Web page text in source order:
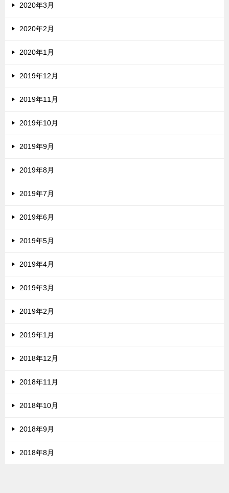
2020年3月
2020年2月
2020年1月
2019年12月
2019年11月
2019年10月
2019年9月
2019年8月
2019年7月
2019年6月
2019年5月
2019年4月
2019年3月
2019年2月
2019年1月
2018年12月
2018年11月
2018年10月
2018年9月
2018年8月